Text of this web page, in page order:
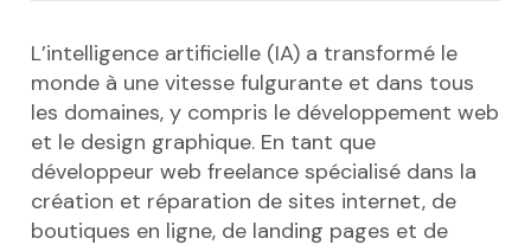
L’intelligence artificielle (IA) a transformé le
monde à une vitesse fulgurante et dans tous
les domaines, y compris le développement web
et le design graphique. En tant que
développeur web freelance spécialisé dans la
création et réparation de sites internet, de
boutiques en ligne, de landing pages et de